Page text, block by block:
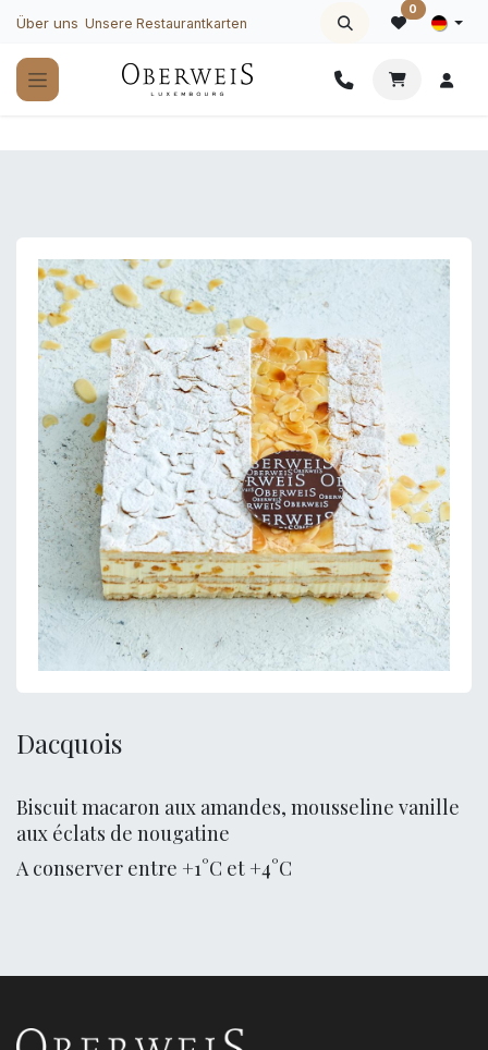
Zum Inhalt springen
Über uns Unsere Restaurantkarten
0
Dacquois
Biscuit macaron aux amandes, mousseline vanille
aux éclats de nougatine
A conserver entre +1°C et +4°C